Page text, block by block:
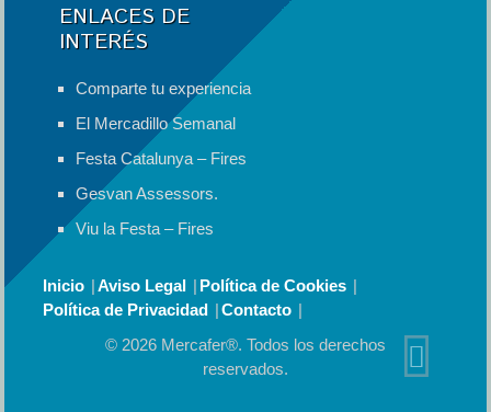
ENLACES DE
INTERÉS
Comparte tu experiencia
El Mercadillo Semanal
Festa Catalunya – Fires
Gesvan Assessors.
Viu la Festa – Fires
Inicio Aviso Legal
Política de Cookies
Política de Privacidad
Contacto
© 2026 Mercafer®. Todos los derechos
reservados.